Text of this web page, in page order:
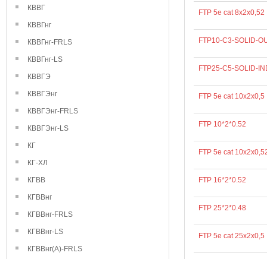
КВВГ
КВВГнг
КВВГнг-FRLS
КВВГнг-LS
КВВГЭ
КВВГЭнг
КВВГЭнг-FRLS
КВВГЭнг-LS
КГ
КГ-ХЛ
КГВВ
КГВВнг
КГВВнг-FRLS
КГВВнг-LS
КГВВнг(А)-FRLS
FTP 5e cat 8х2х0,52
FTP10-C3-SOLID-
FTP25-C5-SOLID-
FTP 5e cat 10х2х0,5
FTP 10*2*0.52
FTP 5e cat
FTP 16*2*0.52
FTP 25*2*0.48
FTP 5e cat 25х2х0,5